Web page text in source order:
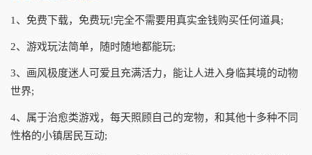
1、免费下载，免费玩!完全不需要用真实金钱购买任何道具;
2、游戏玩法简单，随时随地都能玩;
3、画风极度迷人可爱且充满活力，能让人进入身临其境的动物
世界;
4、属于治愈类游戏，每天照顾自己的宠物，和其他十多种不同
性格的小镇居民互动;